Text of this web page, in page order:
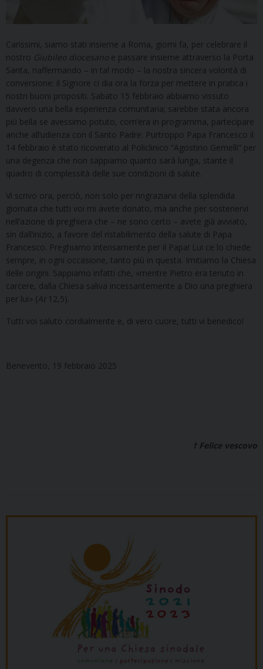
Carissimi, siamo stati insieme a Roma, giorni fa, per celebrare il
nostro Giubileo diocesano e passare insieme attraverso la Porta
Santa, riaffermando – in tal modo – la nostra sincera volontà di
conversione: il Signore ci dia ora la forza per mettere in pratica i
nostri buoni propositi. Sabato 15 febbraio abbiamo vissuto
davvero una bella esperienza comunitaria; sarebbe stata ancora
più bella se avessimo potuto, com’era in programma, partecipare
anche all’udienza con il Santo Padre. Purtroppo Papa Francesco il
14 febbraio è stato ricoverato al Policlinico “Agostino Gemelli” per
una degenza che non sappiamo quanto sarà lunga, stante il
quadro di complessità delle sue condizioni di salute.
Vi scrivo ora, perciò, non solo per ringraziarvi della splendida
giornata che tutti voi mi avete donato, ma anche per sostenervi
nell’azione di preghiera che – ne sono certo – avete già avviato,
sin dall’inizio, a favore del ristabilimento della salute di Papa
Francesco. Preghiamo intensamente per il Papa! Lui ce lo chiede
sempre, in ogni occasione, tanto più in questa. Imitiamo la Chiesa
delle origini. Sappiamo infatti che, «mentre Pietro era tenuto in
carcere, dalla Chiesa saliva incessantemente a Dio una preghiera
per lui» (At 12,5).
Tutti voi saluto cordialmente e, di vero cuore, tutti vi benedico!
Benevento, 19 febbraio 2025
† Felice vescovo